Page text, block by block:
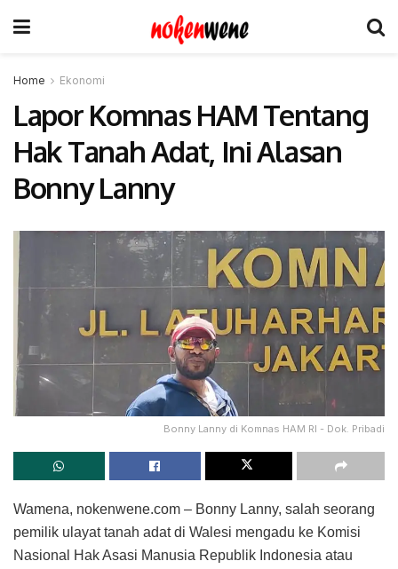
Home Ekonomi
Lapor Komnas HAM Tentang
Hak Tanah Adat, Ini Alasan
Bonny Lanny
Bonny Lanny di Komnas HAM RI - Dok. Pribadi
Wamena, nokenwene.com – Bonny Lanny, salah seorang
pemilik ulayat tanah adat di Walesi mengadu ke Komisi
Nasional Hak Asasi Manusia Republik Indonesia atau